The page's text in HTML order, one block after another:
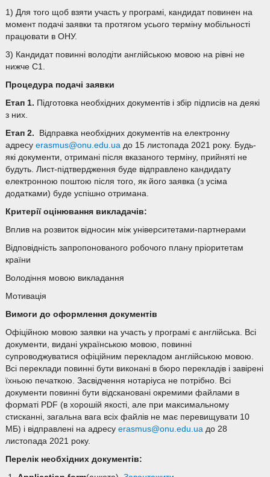
1) Для того щоб взяти участь у програмі, кандидат повинен на
момент подачі заявки та протягом усього терміну мобільності
працювати в ОНУ.
3) Кандидат повинні володіти англійською мовою на рівні не
нижче С1.
Процедура подачі заявки
Етап 1. Підготовка необхідних документів і збір підписів на деякі
з них.
Етап 2. Відправка необхідних документів на електронну
адресу erasmus@onu.edu.uaдо 15 листопада 2021 року. Будь-
які документи, отримані після вказаного терміну, прийняті не
будуть. Лист-підтвердження буде відправлено кандидату
електронною поштою після того, як його заявка (з усіма
додатками) буде успішно отримана.
Критерії оцінювання викладачів:
Вплив на розвиток відносин між університетами-партнерами
Відповідність запропонованого робочого плану пріоритетам
країни
Володіння мовою викладання
Мотивація
Вимоги до оформлення документів
Офіційною мовою заявки на участь у програмі є англійська. Всі
документи, видані українською мовою, повинні
супроводжуватися офіційним перекладом англійською мовою.
Всі переклади повинні бути виконані в бюро перекладів і завірені
їхньою печаткою. Засвідчення нотаріуса не потрібно. Всі
документи повинні бути відскановані окремими файлами в
форматі PDF (в хорошій якості, але при максимальному
стисканні, загальна вага всіх файлів не має перевищувати 10
МБ) і відправлені на адресу erasmus@onu.edu.uaдо 28
листопада 2021 року.
Перелік необхідних документів: